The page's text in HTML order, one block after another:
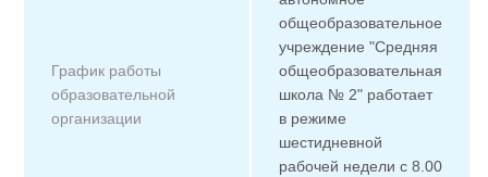
График работы
образовательной
организации
общеобразовательное
учреждение "Средняя
общеобразовательная
школа № 2" работает
в режиме
шестидневной
рабочей недели с 8.00